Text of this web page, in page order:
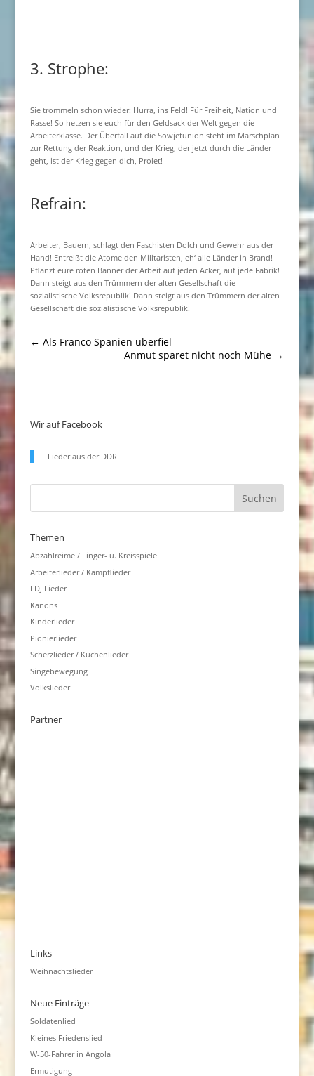
3. Strophe:
Sie trommeln schon wieder: Hurra, ins Feld! Für Freiheit, Nation und
Rasse! So hetzen sie euch für den Geldsack der Welt gegen die
Arbeiterklasse. Der Überfall auf die Sowjetunion steht im Marschplan
zur Rettung der Reaktion, und der Krieg, der jetzt durch die Länder
geht, ist der Krieg gegen dich, Prolet!
Refrain:
Arbeiter, Bauern, schlagt den Faschisten Dolch und Gewehr aus der
Hand! Entreißt die Atome den Militaristen, eh‘ alle Länder in Brand!
Pflanzt eure roten Banner der Arbeit auf jeden Acker, auf jede Fabrik!
Dann steigt aus den Trümmern der alten Gesellschaft die
sozialistische Volksrepublik! Dann steigt aus den Trümmern der alten
Gesellschaft die sozialistische Volksrepublik!
← Als Franco Spanien überfiel
Anmut sparet nicht noch Mühe →
Wir auf Facebook
Lieder aus der DDR
Themen
Abzählreime / Finger- u. Kreisspiele
Arbeiterlieder / Kampflieder
FDJ Lieder
Kanons
Kinderlieder
Pionierlieder
Scherzlieder / Küchenlieder
Singebewegung
Volkslieder
Partner
Links
Weihnachtslieder
Neue Einträge
Soldatenlied
Kleines Friedenslied
W-50-Fahrer in Angola
Ermutigung